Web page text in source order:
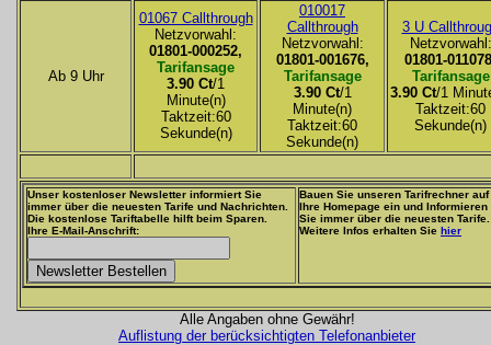
Ab 9 Uhr
01067 Callthrough
Netzvorwahl:
01801-000252,
Tarifansage
3.90 Ct/1
Minute(n)
Taktzeit:60
Sekunde(n)
010017
Callthrough
Netzvorwahl:
01801-001676,
Tarifansage
3.90 Ct/1
Minute(n)
Taktzeit:60
Sekunde(n)
3 U
Netzvorwahl:
01801-
Tarifansage
3.90 Ct/1
Taktzeit:60
Sekunde(n)
Unser kostenloser Newsletter informiert Sie
immer über die neuesten Tarife und Nachrichten.
Die kostenlose Tariftabelle hilft beim Sparen.
Ihre E-Mail-Anschrift:
Bauen Sie unseren Tarifrechner auf
Ihre Homepage ein und Informieren
Sie immer über die neuesten Tarife.
Weitere Infos erhalten Sie hier
Alle Angaben ohne Gewähr!
Auflistung der berücksichtigten Telefonanbieter